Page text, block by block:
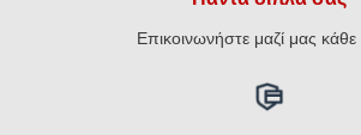
Επικοινωνήστε μαζί μας